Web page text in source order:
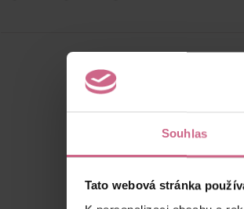
Souhlas
Tato webová stránka